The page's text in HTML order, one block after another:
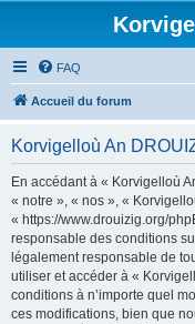
FAQ
Accueil du forum
Korvigelloù An
En accédant à « Korvigelloù
« notre », « nos », «
« https://www.drouizig.org/
responsable des conditions
légalement responsable de
utiliser et accéder à «
conditions à n’importe quel
ces modifications, bien que